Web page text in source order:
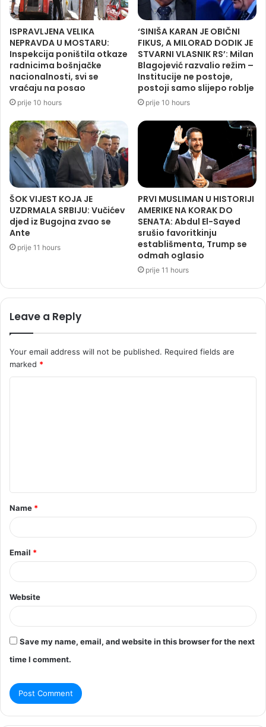
ISPRAVLJENA VELIKA
NEPRAVDA U MOSTARU:
Inspekcija poništila otkaze
radnicima bošnjačke
nacionalnosti, svi se
vraćaju na posao
prije 10 hours
‘SINIŠA KARAN JE OBIČNI
FIKUS, A MILORAD DODIK JE
STVARNI VLASNIK RS’: Milan
Blagojević razvalio režim –
Institucije ne postoje,
postoji samo slijepo roblje
prije 10 hours
ŠOK VIJEST KOJA JE
UZDRMALA SRBIJU: Vučićev
djed iz Bugojna zvao se
Ante
prije 11 hours
PRVI MUSLIMAN U HISTORIJI
AMERIKE NA KORAK DO
SENATA: Abdul El-Sayed
srušio favoritkinju
establišmenta, Trump se
odmah oglasio
prije 11 hours
Leave a Reply
Your email address will not be published. Required fields are
marked *
t
*
Name *
Email *
Website
Save my name, email, and website in this browser for the next
time I comment.